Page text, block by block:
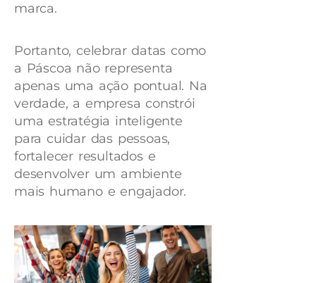
marca.
Portanto, celebrar datas como
a Páscoa não representa
apenas uma ação pontual. Na
verdade, a empresa constrói
uma estratégia inteligente
para cuidar das pessoas,
fortalecer resultados e
desenvolver um ambiente
mais humano e engajador.